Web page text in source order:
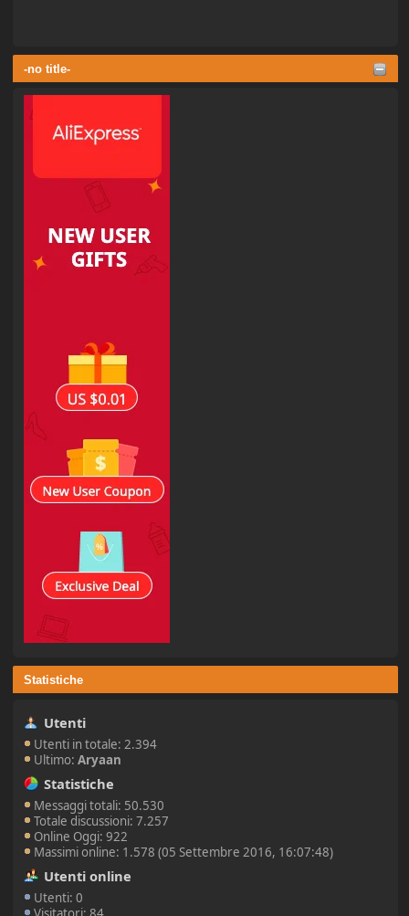
-no title-
Statistiche
Utenti
Utenti in totale: 2.394
Ultimo:Aryaan
Statistiche
Messaggi totali: 50.530
Totale discussioni: 7.257
Online Oggi: 922
Massimi online: 1.578 (05 Settembre 2016, 16:07:48)
Utenti online
Utenti: 0